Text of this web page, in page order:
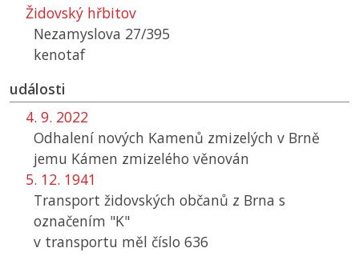
Židovský hřbitov
Nezamyslova 27/395
kenotaf
události
4. 9. 2022
Odhalení nových Kamenů zmizelých v Brně
jemu Kámen zmizelého věnován
5. 12. 1941
Transport židovských občanů z Brna s
označením "K"
v transportu měl číslo 636